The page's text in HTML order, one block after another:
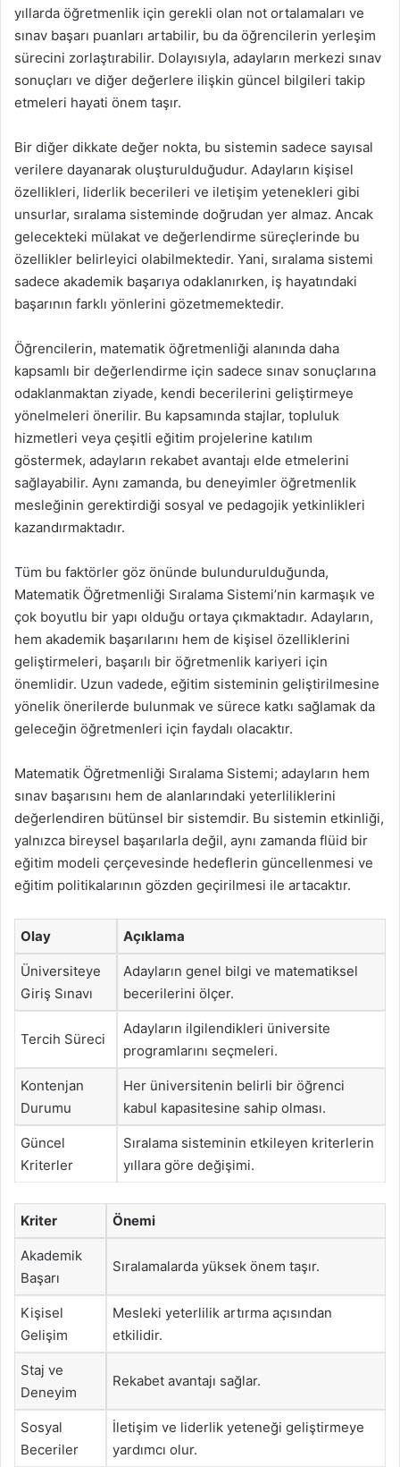
yıllarda öğretmenlik için gerekli olan not ortalamaları ve
sınav başarı puanları artabilir, bu da öğrencilerin yerleşim
sürecini zorlaştırabilir. Dolayısıyla, adayların merkezi sınav
sonuçları ve diğer değerlere ilişkin güncel bilgileri takip
etmeleri hayati önem taşır.
Bir diğer dikkate değer nokta, bu sistemin sadece sayısal
verilere dayanarak oluşturulduğudur. Adayların kişisel
özellikleri, liderlik becerileri ve iletişim yetenekleri gibi
unsurlar, sıralama sisteminde doğrudan yer almaz. Ancak
gelecekteki mülakat ve değerlendirme süreçlerinde bu
özellikler belirleyici olabilmektedir. Yani, sıralama sistemi
sadece akademik başarıya odaklanırken, iş hayatındaki
başarının farklı yönlerini gözetmemektedir.
Öğrencilerin, matematik öğretmenliği alanında daha
kapsamlı bir değerlendirme için sadece sınav sonuçlarına
odaklanmaktan ziyade, kendi becerilerini geliştirmeye
yönelmeleri önerilir. Bu kapsamında stajlar, topluluk
hizmetleri veya çeşitli eğitim projelerine katılım
göstermek, adayların rekabet avantajı elde etmelerini
sağlayabilir. Aynı zamanda, bu deneyimler öğretmenlik
mesleğinin gerektirdiği sosyal ve pedagojik yetkinlikleri
kazandırmaktadır.
Tüm bu faktörler göz önünde bulundurulduğunda,
Matematik Öğretmenliği Sıralama Sistemi’nin karmaşık ve
çok boyutlu bir yapı olduğu ortaya çıkmaktadır. Adayların,
hem akademik başarılarını hem de kişisel özelliklerini
geliştirmeleri, başarılı bir öğretmenlik kariyeri için
önemlidir. Uzun vadede, eğitim sisteminin geliştirilmesine
yönelik önerilerde bulunmak ve sürece katkı sağlamak da
geleceğin öğretmenleri için faydalı olacaktır.
Matematik Öğretmenliği Sıralama Sistemi; adayların hem
sınav başarısını hem de alanlarındaki yeterliliklerini
değerlendiren bütünsel bir sistemdir. Bu sistemin etkinliği,
yalnızca bireysel başarılarla değil, aynı zamanda flüid bir
eğitim modeli çerçevesinde hedeflerin güncellenmesi ve
eğitim politikalarının gözden geçirilmesi ile artacaktır.
Olay Açıklama
Üniversiteye
Giriş Sınavı
Adayların genel bilgi ve matematiksel
becerilerini ölçer.
Tercih Süreci
Adayların ilgilendikleri üniversite
programlarını seçmeleri.
Kontenjan
Durumu
Her üniversitenin belirli bir öğrenci
kabul kapasitesine sahip olması.
Güncel
Kriterler
Sıralama sisteminin etkileyen kriterlerin
yıllara göre değişimi.
Kriter Önemi
Akademik
Başarı
Sıralamalarda yüksek önem taşır.
Kişisel
Gelişim
Mesleki yeterlilik artırma açısından
etkilidir.
Staj ve
Deneyim
Rekabet avantajı sağlar.
Sosyal
Beceriler
İletişim ve liderlik yeteneği geliştirmeye
yardımcı olur.